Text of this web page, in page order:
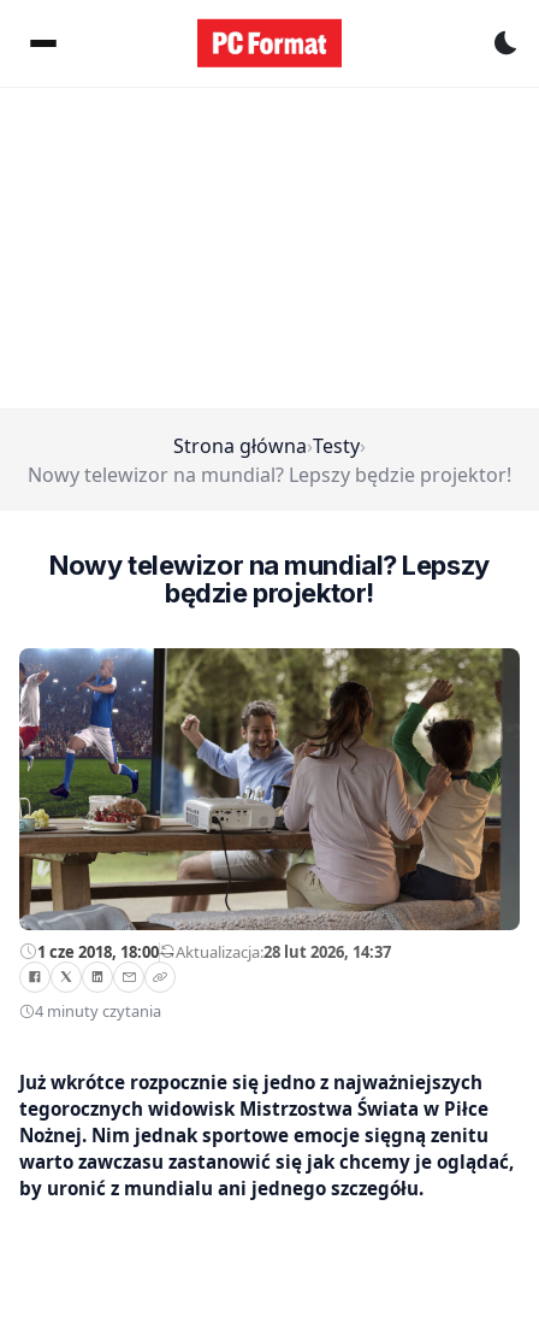
Strona główna›Testy›
Nowy telewizor na mundial? Lepszy będzie projektor!
Nowy telewizor na mundial? Lepszy
będzie projektor!
1 cze 2018, 18:00—Aktualizacja:28 lut 2026, 14:37
4 minuty czytania
Już wkrótce rozpocznie się jedno z najważniejszych
tegorocznych widowisk Mistrzostwa Świata w Piłce
Nożnej. Nim jednak sportowe emocje sięgną zenitu
warto zawczasu zastanowić się jak chcemy je oglądać,
by uronić z mundialu ani jednego szczegółu.